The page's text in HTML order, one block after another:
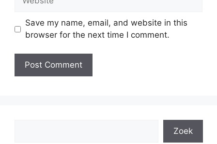
Save my name, email, and website in this
browser for the next time I comment.
Zoek